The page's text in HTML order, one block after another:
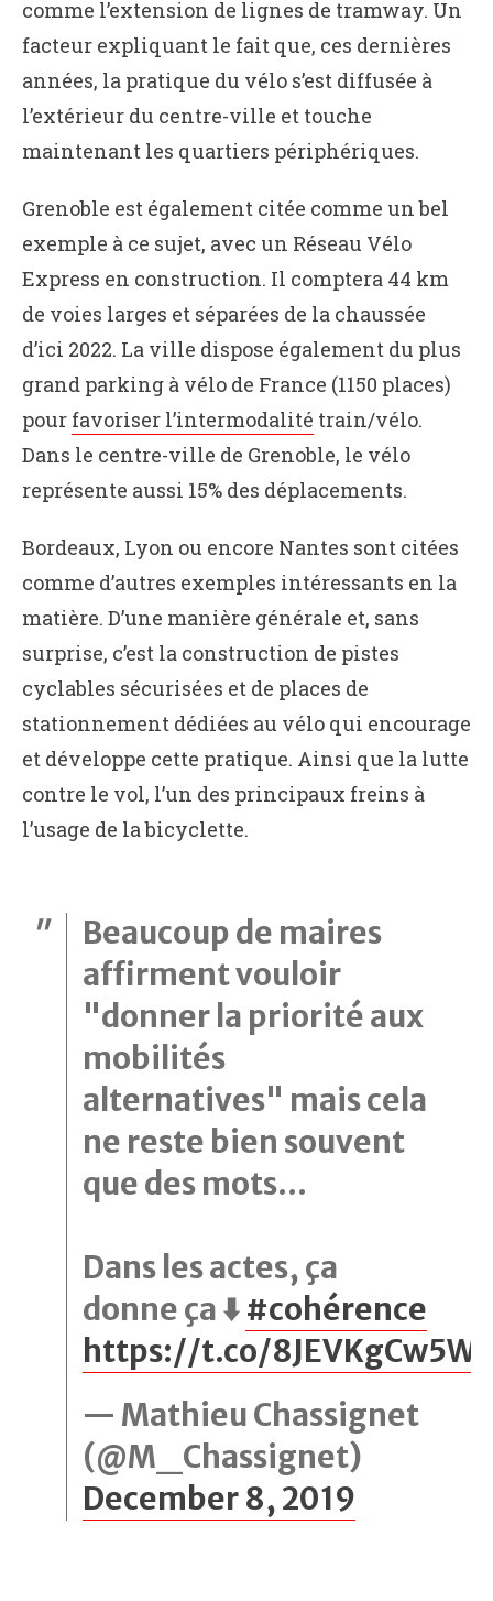
comme l’extension de lignes de tramway. Un
facteur expliquant le fait que, ces dernières
années, la pratique du vélo s’est diffusée à
l’extérieur du centre-ville et touche
maintenant les quartiers périphériques.
Grenoble est également citée comme un bel
exemple à ce sujet, avec un Réseau Vélo
Express en construction. Il comptera 44 km
de voies larges et séparées de la chaussée
d’ici 2022. La ville dispose également du plus
grand parking à vélo de France (1150 places)
pour favoriser l’intermodalité train/vélo.
Dans le centre-ville de Grenoble, le vélo
représente aussi 15% des déplacements.
Bordeaux, Lyon ou encore Nantes sont citées
comme d’autres exemples intéressants en la
matière. D’une manière générale et, sans
surprise, c’est la construction de pistes
cyclables sécurisées et de places de
stationnement dédiées au vélo qui encourage
et développe cette pratique. Ainsi que la lutte
contre le vol, l’un des principaux freins à
l’usage de la bicyclette.
Beaucoup de maires
affirment vouloir
"donner la priorité aux
mobilités
alternatives" mais cela
ne reste bien souvent
que des mots…
Dans les actes, ça
donne ça ⬇️ #cohérence
https://t.co/8JEVKgCw5W
— Mathieu Chassignet
(@M_Chassignet)
December 8, 2019